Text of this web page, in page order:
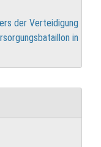
der Verteidigung
in